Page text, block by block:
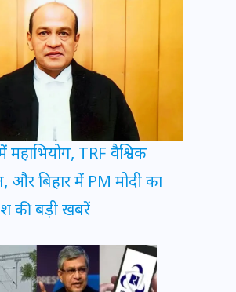
महाभियोग, TRF वैश्विक
और बिहार में PM मोदी का
की बड़ी खबरें